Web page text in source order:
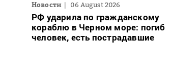
Новости 06 August 2026
РФ ударила по гражданскому
кораблю в Черном море: погиб
человек, есть пострадавшие